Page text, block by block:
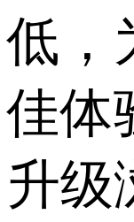
低，
佳体
升级